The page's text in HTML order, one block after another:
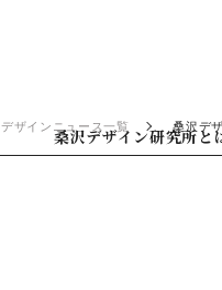
桑沢デザイン研究所と
デザインニュース一覧 桑沢デ